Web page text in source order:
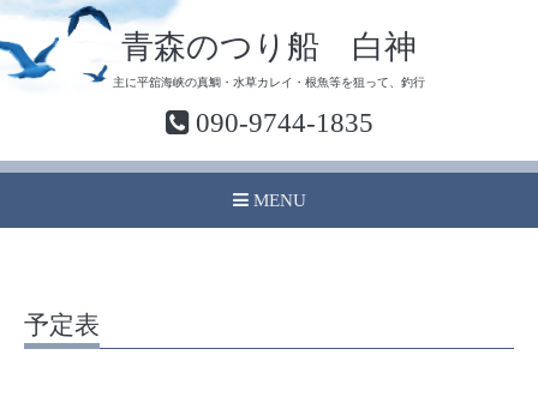
青森のつり船 白神
主に平舘海峡の真鯛・水草カレイ・根魚等を狙って、釣行
090-9744-1835
MENU
予定表